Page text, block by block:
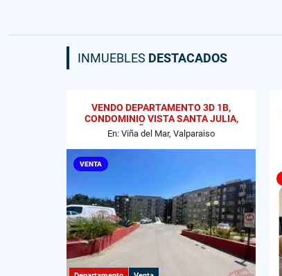
INMUEBLES DESTACADOS
VENDO DEPARTAMENTO 3D 1B,
CONDOMINIO VISTA SANTA JULIA,
VIÑA DEL MAR
En: Viña del Mar, Valparaiso
VENTA